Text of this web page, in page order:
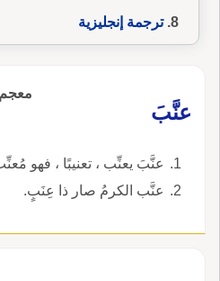
ترجمة إنجليزية
معجم
عنَّبَ
عنَّبَ يعنِّب ، تعنيبًا ، فهو
عنَّب الكرمُ صار ذا عِنَبٍ.